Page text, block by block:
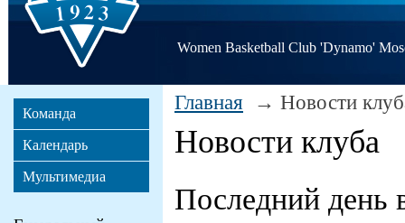
Women Basketball Club 'Dynamo'
Главная Новости
Новости клуба
Последний день
Команда
Календарь
Мультимедиа